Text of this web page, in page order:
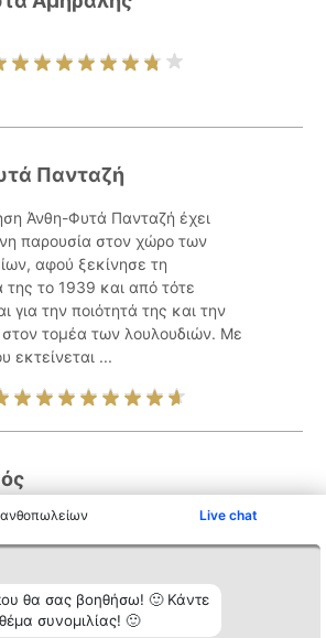
Live chat
θα σας βοηθήσω! 🙂 Κάντε
συνομιλίας! 🙂
Πανταζή
Άνθη-Φυτά Πανταζή έχει
παρουσία στον χώρο των
αφού ξεκίνησε τη
της το 1939 και από τότε
για την ποιότητά της και την
στον τομέα των λουλουδιών. Με
εκτείνεται ...
Βοτανικός, που βρίσκεται
Θεσσαλονίκης, αποτελεί
και των φυτών. Διαθέτει
από φρέσκα άνθη,